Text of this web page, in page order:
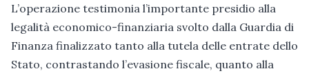
L’operazione testimonia l’importante presidio alla
legalità economico-finanziaria svolto dalla Guardia di
Finanza finalizzato tanto alla tutela delle entrate dello
Stato, contrastando l’evasione fiscale, quanto alla